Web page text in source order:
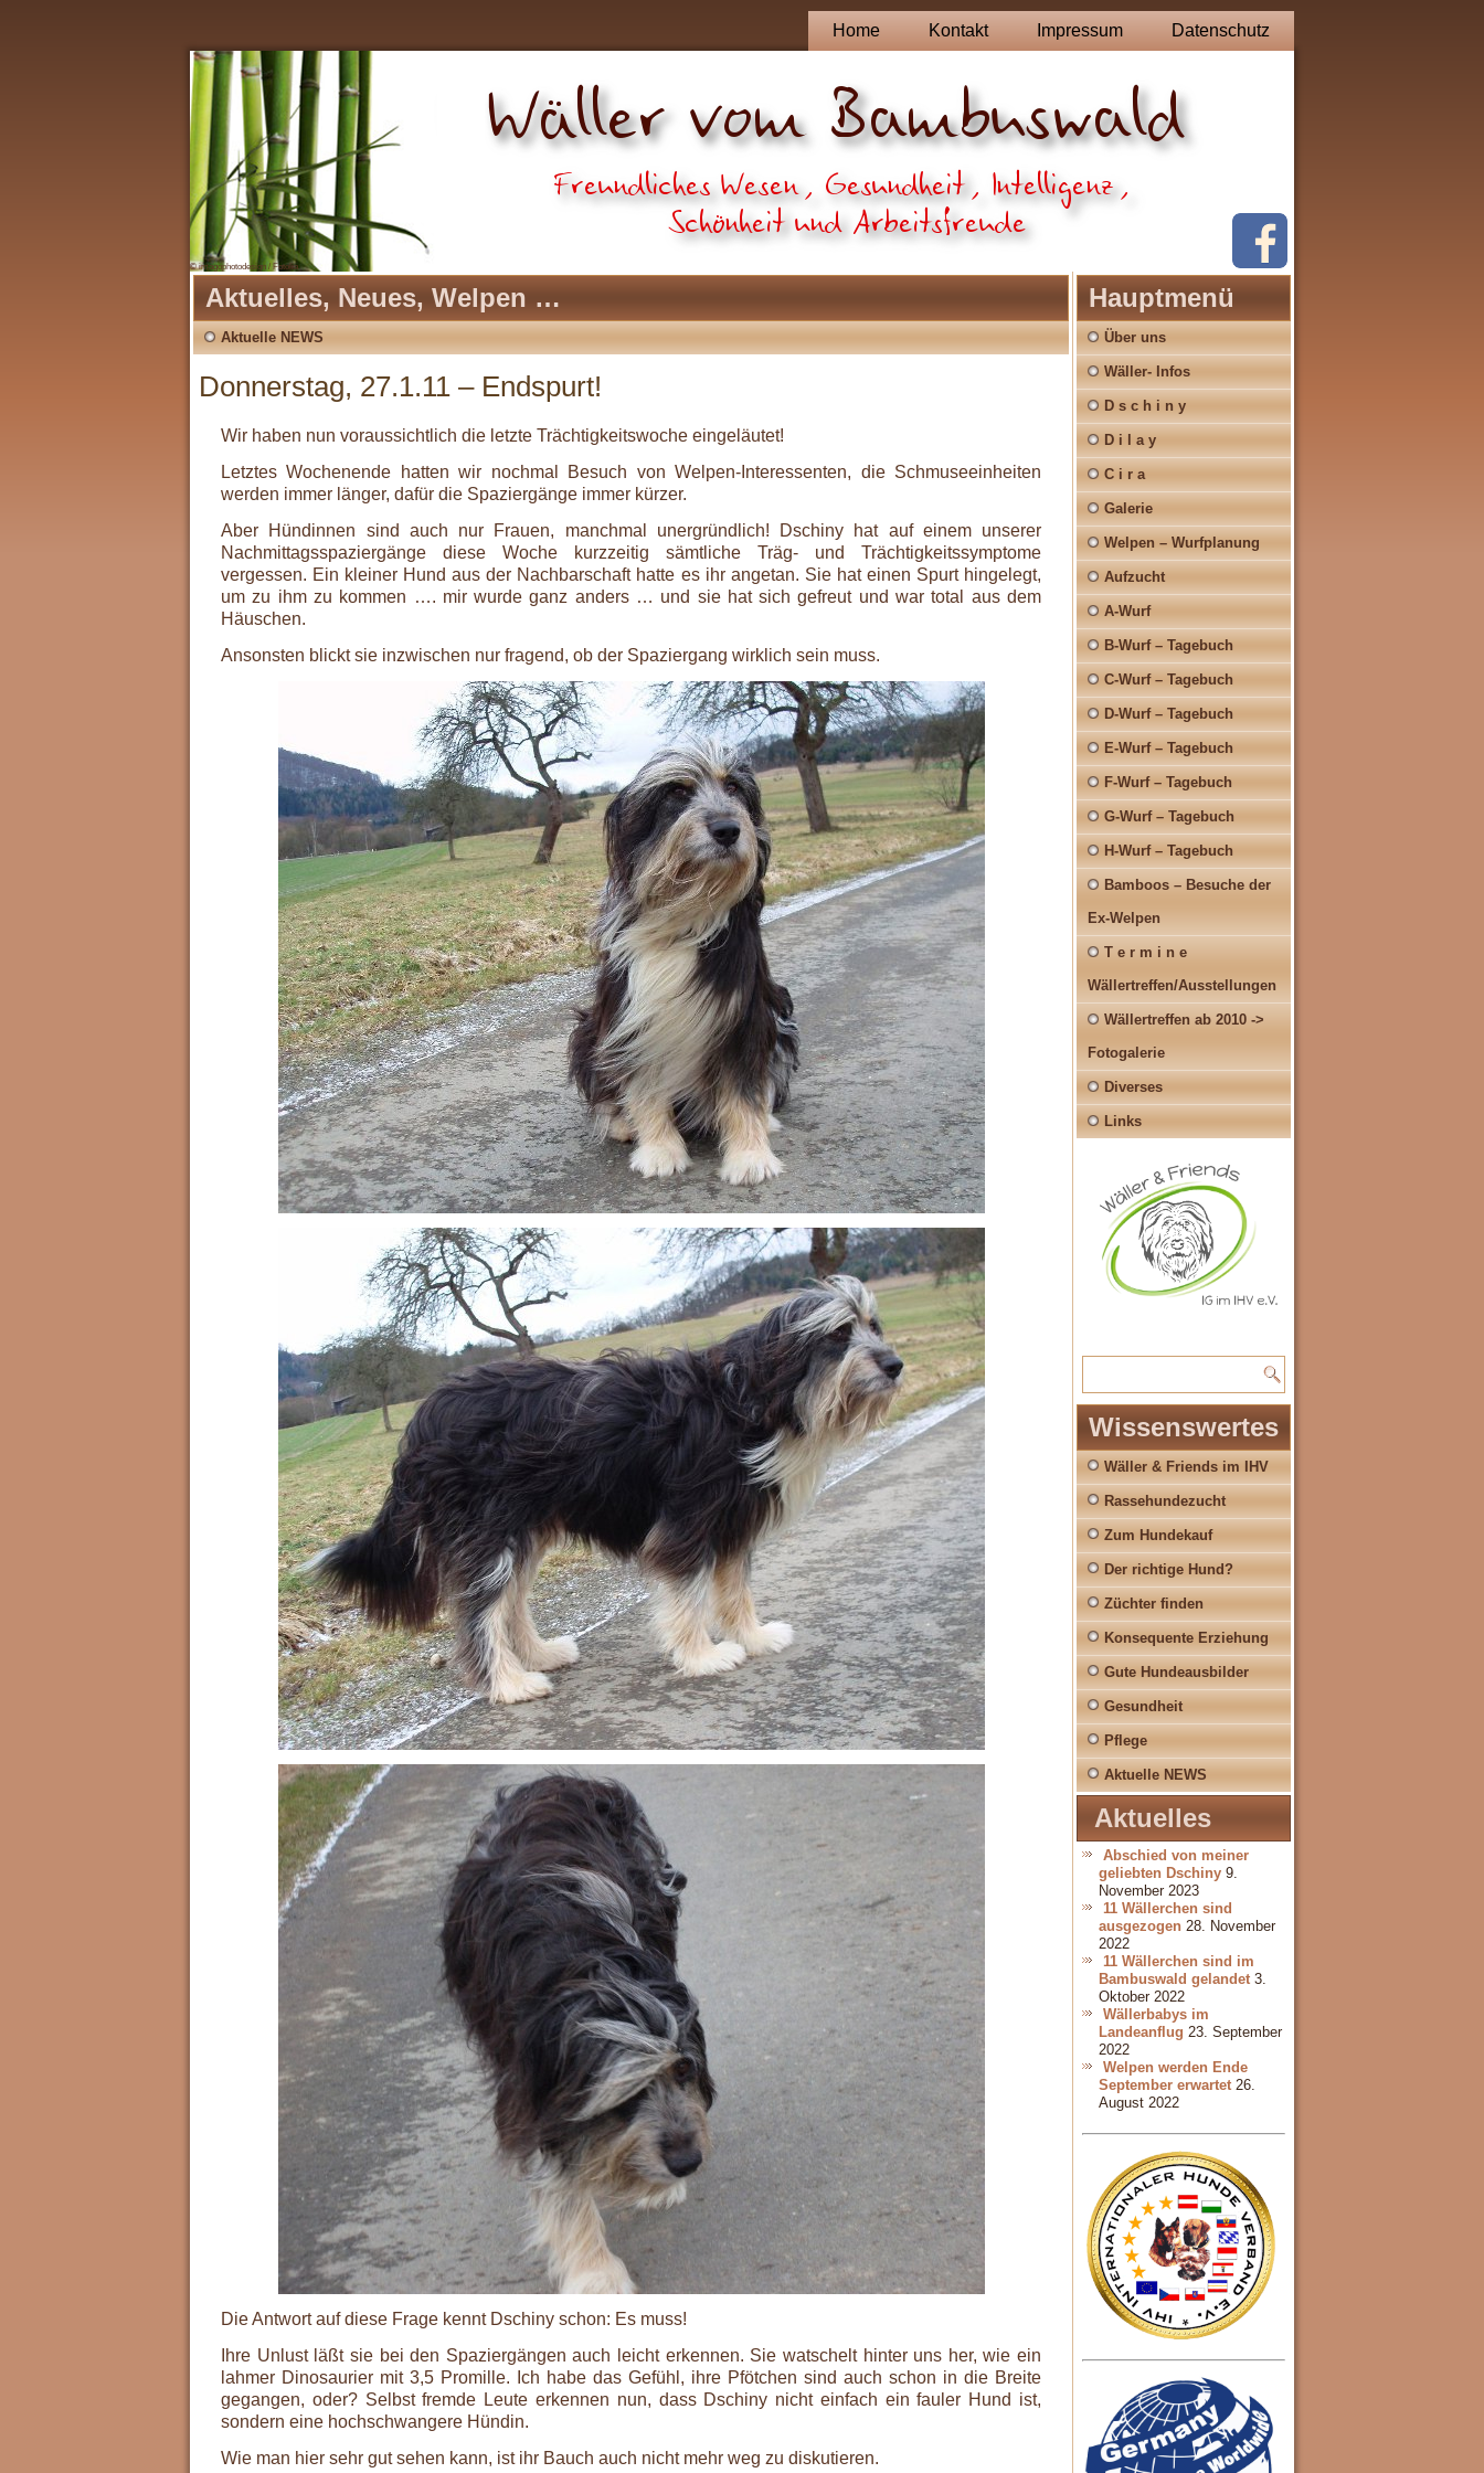
Home Kontakt Impressum Datenschutz
© imagophotodesign / Fotolia
Aktuelles, Neues, Welpen …
Aktuelle NEWS
Donnerstag, 27.1.11 – Endspurt!
Wir haben nun voraussichtlich die letzte Trächtigkeitswoche eingeläutet!
Letztes Wochenende hatten wir nochmal Besuch von Welpen-Interessenten, die Schmuseeinheiten
werden immer länger, dafür die Spaziergänge immer kürzer.
Aber Hündinnen sind auch nur Frauen, manchmal unergründlich! Dschiny hat auf einem unserer
Nachmittagsspaziergänge diese Woche kurzzeitig sämtliche Träg- und Trächtigkeitssymptome
vergessen. Ein kleiner Hund aus der Nachbarschaft hatte es ihr angetan. Sie hat einen Spurt hingelegt,
um zu ihm zu kommen …. mir wurde ganz anders … und sie hat sich gefreut und war total aus dem
Häuschen.
Ansonsten blickt sie inzwischen nur fragend, ob der Spaziergang wirklich sein muss.
Die Antwort auf diese Frage kennt Dschiny schon: Es muss!
Ihre Unlust läßt sie bei den Spaziergängen auch leicht erkennen. Sie watschelt hinter uns her, wie ein
lahmer Dinosaurier mit 3,5 Promille. Ich habe das Gefühl, ihre Pfötchen sind auch schon in die Breite
gegangen, oder? Selbst fremde Leute erkennen nun, dass Dschiny nicht einfach ein fauler Hund ist,
sondern eine hochschwangere Hündin.
Wie man hier sehr gut sehen kann, ist ihr Bauch auch nicht mehr weg zu diskutieren.
Hauptmenü
Über uns
Wäller- Infos
D s c h i n y
D i l a y
C i r a
Galerie
Welpen – Wurfplanung
Aufzucht
A-Wurf
B-Wurf – Tagebuch
C-Wurf – Tagebuch
D-Wurf – Tagebuch
E-Wurf – Tagebuch
F-Wurf – Tagebuch
G-Wurf – Tagebuch
H-Wurf – Tagebuch
Bamboos – Besuche der
Ex-Welpen
T e r m i n e
Wällertreffen/Ausstellungen
Wällertreffen ab 2010 ->
Fotogalerie
Diverses
Links
Wissenswertes
Wäller & Friends im IHV
Rassehundezucht
Zum Hundekauf
Der richtige Hund?
Züchter finden
Konsequente Erziehung
Gute Hundeausbilder
Gesundheit
Pflege
Aktuelle NEWS
Aktuelles
Abschied von meiner
geliebten Dschiny 9.
November 2023
11 Wällerchen sind
ausgezogen 28. November
2022
11 Wällerchen sind im
Bambuswald gelandet 3.
Oktober 2022
Wällerbabys im
Landeanflug 23. September
2022
Welpen werden Ende
September erwartet 26.
August 2022